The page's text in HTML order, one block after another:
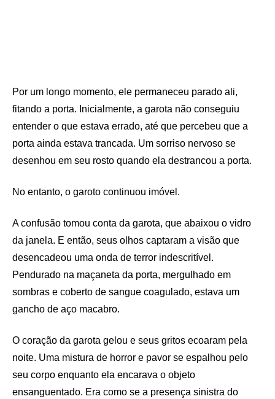
Por um longo momento, ele permaneceu parado ali,
fitando a porta. Inicialmente, a garota não conseguiu
entender o que estava errado, até que percebeu que a
porta ainda estava trancada. Um sorriso nervoso se
desenhou em seu rosto quando ela destrancou a porta.
No entanto, o garoto continuou imóvel.
A confusão tomou conta da garota, que abaixou o vidro
da janela. E então, seus olhos captaram a visão que
desencadeou uma onda de terror indescritível.
Pendurado na maçaneta da porta, mergulhado em
sombras e coberto de sangue coagulado, estava um
gancho de aço macabro.
O coração da garota gelou e seus gritos ecoaram pela
noite. Uma mistura de horror e pavor se espalhou pelo
seu corpo enquanto ela encarava o objeto
ensanguentado. Era como se a presença sinistra do